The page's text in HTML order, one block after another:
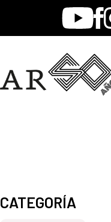
Youtube
CATEGORÍA